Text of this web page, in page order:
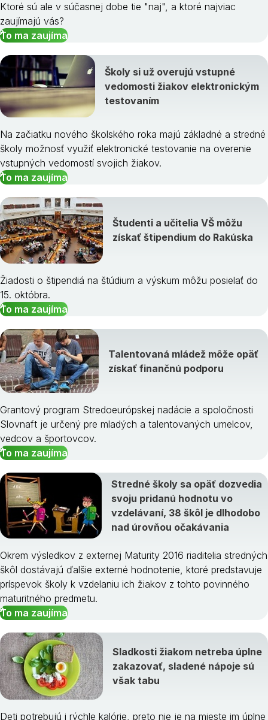
Ktoré sú ale v súčasnej dobe tie "naj", a ktoré najviac
zaujímajú vás?
To ma zaujíma
Školy si už overujú vstupné
vedomosti žiakov elektronickým
testovaním
Na začiatku nového školského roka majú základné a stredné
školy možnosť využiť elektronické testovanie na overenie
vstupných vedomostí svojich žiakov.
To ma zaujíma
Študenti a učitelia VŠ môžu
získať štipendium do Rakúska
Žiadosti o štipendiá na štúdium a výskum môžu posielať do
15. októbra.
To ma zaujíma
Talentovaná mládež môže opäť
získať finančnú podporu
Grantový program Stredoeurópskej nadácie a spoločnosti
Slovnaft je určený pre mladých a talentovaných umelcov,
vedcov a športovcov.
To ma zaujíma
Stredné školy sa opäť dozvedia
svoju pridanú hodnotu vo
vzdelávaní, 38 škôl je dlhodobo
nad úrovňou očakávania
Okrem výsledkov z externej Maturity 2016 riaditelia stredných
škôl dostávajú ďalšie externé hodnotenie, ktoré predstavuje
príspevok školy k vzdelaniu ich žiakov z tohto povinného
maturitného predmetu.
To ma zaujíma
Sladkosti žiakom netreba úplne
zakazovať, sladené nápoje sú
však tabu
Deti potrebujú i rýchle kalórie, preto nie je na mieste im úplne